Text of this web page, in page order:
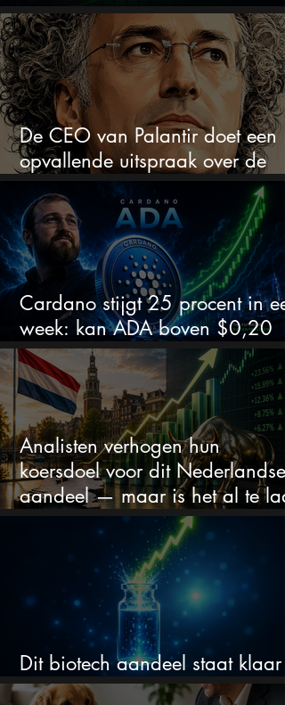
explosief van profiteren
De CEO van Palantir doet een
opvallende uitspraak over de
beurs
Cardano stijgt 25 procent in
week: kan ADA boven $0,20
blijven?
Analisten verhogen hun
koersdoel voor dit Nederlandse
aandeel — maar is het al te laat
om in te stappen?
Dit biotech aandeel staat klaar
voor een flinke rally